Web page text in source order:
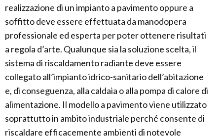
realizzazione di un impianto a pavimento oppure a
soffitto deve essere effettuata da manodopera
professionale ed esperta per poter ottenere risultati
a regola d’arte. Qualunque sia la soluzione scelta, il
sistema di riscaldamento radiante deve essere
collegato all’impianto idrico-sanitario dell’abitazione
e, di conseguenza, alla caldaia o alla pompa di calore di
alimentazione. Il modello a pavimento viene utilizzato
soprattutto in ambito industriale perché consente di
riscaldare efficacemente ambienti di notevole